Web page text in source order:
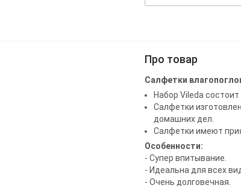
Про товар
Салфетки
Набор Vileda
Салфетки
домашних дел.
Салфетки имеют
Особенности:
- Супер впитывание.
- Идеальна для всех
- Очень долговечная.